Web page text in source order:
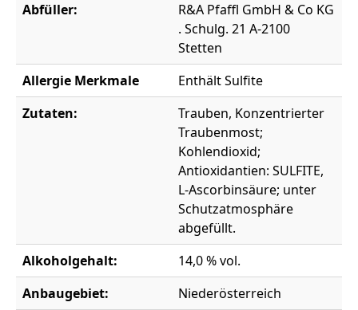
Abfüller:
R&A Pfaffl GmbH & Co KG
. Schulg. 21 A-2100
Stetten
Allergie Merkmale
Enthält Sulfite
Zutaten:
Trauben, Konzentrierter
Traubenmost;
Kohlendioxid;
Antioxidantien: SULFITE,
L-Ascorbinsäure; unter
Schutzatmosphäre
abgefüllt.
Alkoholgehalt:
14,0 % vol.
Anbaugebiet:
Niederösterreich